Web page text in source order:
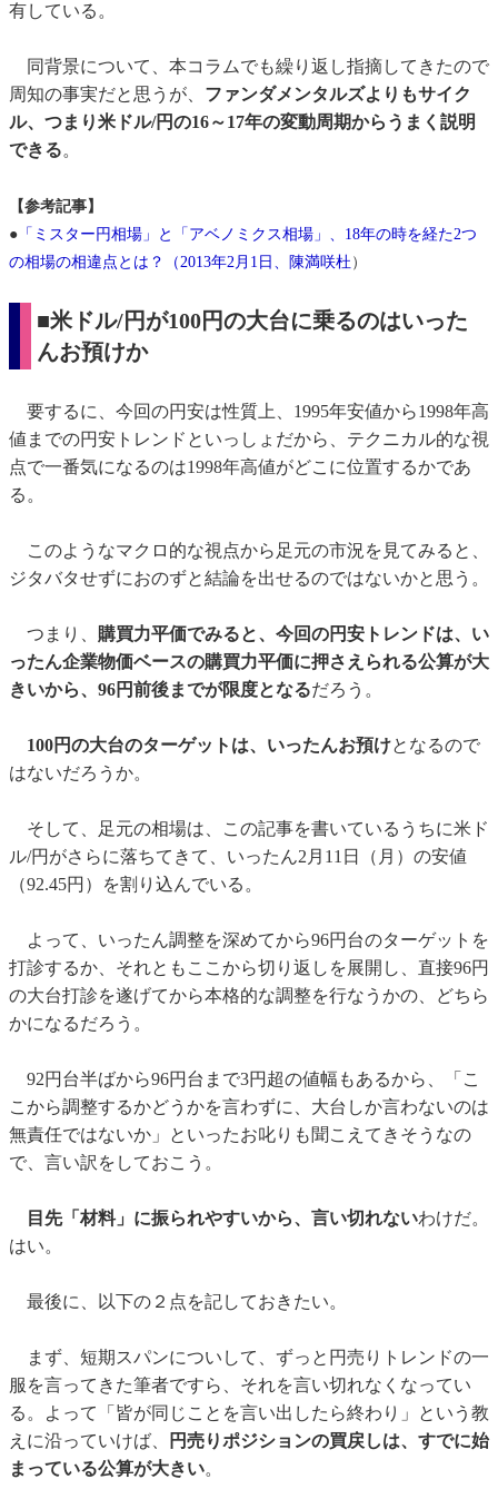
有している。
同背景について、本コラムでも繰り返し指摘してきたので
周知の事実だと思うが、 ファンダメンタルズよりもサイク
ル、つまり米ドル/円の16～17年の変動周期からうまく説明
できる。
【参考記事】
● 「ミスター円相場」と「アベノミクス相場」、18年の時を経た2つ
の相場の相違点とは？（2013年2月1日、陳満咲杜 ）
■米ドル/円が100円の大台に乗るのはいった
んお預けか
要するに、今回の円安は性質上、1995年安値から1998年高
値までの円安トレンドといっしょだから、テクニカル的な視
点で一番気になるのは1998年高値がどこに位置するかであ
る。
このようなマクロ的な視点から足元の市況を見てみると、
ジタバタせずにおのずと結論を出せるのではないかと思う。
つまり、 購買力平価でみると、今回の円安トレンドは、い
ったん企業物価ベースの購買力平価に押さえられる公算が大
きいから、96円前後までが限度となるだろう。
100円の大台のターゲットは、いったんお預けとなるので
はないだろうか。
そして、足元の相場は、この記事を書いているうちに米ド
ル/円がさらに落ちてきて、いったん2月11日（月）の安値
（92.45円）を割り込んでいる。
よって、いったん調整を深めてから96円台のターゲットを
打診するか、それともここから切り返しを展開し、直接96円
の大台打診を遂げてから本格的な調整を行なうかの、どちら
かになるだろう。
92円台半ばから96円台まで3円超の値幅もあるから、「こ
こから調整するかどうかを言わずに、大台しか言わないのは
無責任ではないか」といったお叱りも聞こえてきそうなの
で、言い訳をしておこう。
目先「材料」に振られやすいから、言い切れないわけだ。
はい。
最後に、以下の２点を記しておきたい。
まず、短期スパンについして、ずっと円売りトレンドの一
服を言ってきた筆者ですら、それを言い切れなくなってい
る。よって「皆が同じことを言い出したら終わり」という教
えに沿っていけば、
円売りポジションの買戻しは、すでに始
まっている公算が大きい。